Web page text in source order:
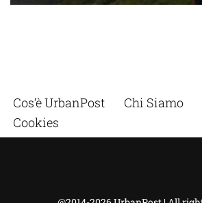
Cos’è UrbanPost Chi Siamo
Cookies